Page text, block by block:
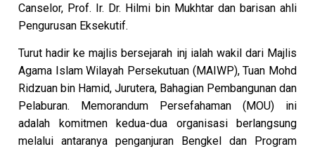
Canselor, Prof. Ir. Dr. Hilmi bin Mukhtar dan barisan ahli
Pengurusan Eksekutif.
Turut hadir ke majlis bersejarah inj ialah wakil dari Majlis
Agama Islam Wilayah Persekutuan (MAIWP), Tuan Mohd
Ridzuan bin Hamid, Jurutera, Bahagian Pembangunan dan
Pelaburan. Memorandum Persefahaman (MOU) ini
adalah komitmen kedua-dua organisasi berlangsung
melalui antaranya penganjuran Bengkel dan Program